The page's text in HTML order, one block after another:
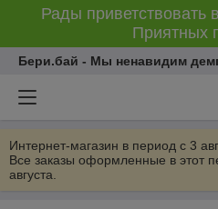
Рады приветствовать
Приятных
Бери.бай - Мы ненавидим
Интернет-магазин в период с 3
Все заказы оформленные в этот
августа.